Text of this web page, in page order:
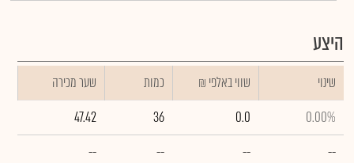
היצע
שינוי ₪ שווי באלפי כמות
שער מכירה
0.00%
0.0
36
47.42
--
--
--
--